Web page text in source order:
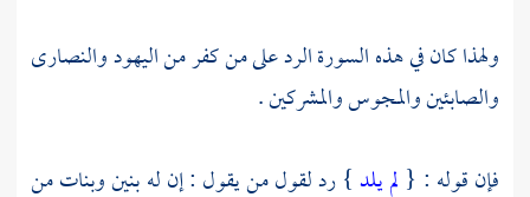
ولهذا كان في هذه السورة الرد على من كفر مناليهودوالنصارى
والصابئينوالمجوسوالمشركين.
فإن قوله : { لم يلد} رد لقول من يقول : إن له بنين وبنات من